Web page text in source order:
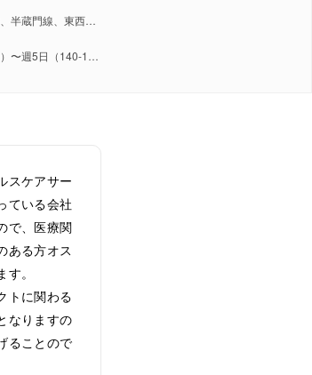
勤務地 : 大手町駅（丸ノ内線、半蔵門線、東西線、都営三田線、メトロ千代田線）、神田駅（京浜東北線、山手線、中央線、銀座線）
稼働日数 : 週4日（112-144h）〜週5日（140-180h）
スケアサー
ている会社
で、医療関
ある方オス
。
トに関わる
なりますの
ることので